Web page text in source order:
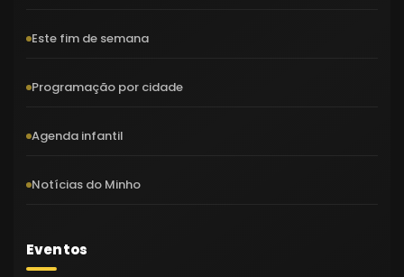
Este fim de semana
Programação por cidade
Agenda infantil
Notícias do Minho
Eventos